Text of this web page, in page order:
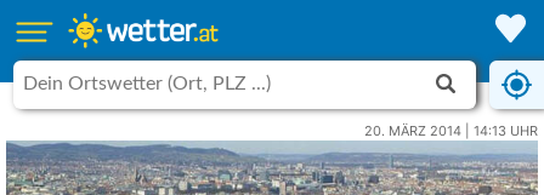
20. MÄRZ 2014 | 14:13 UHR